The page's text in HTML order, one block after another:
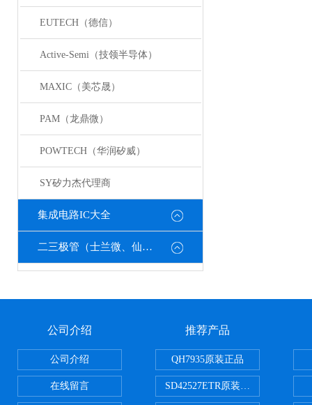
EUTECH（德信）
Active-Semi（技领半导体）
MAXIC（美芯晟）
PAM（龙鼎微）
POWTECH（华润矽威）
SY矽力杰代理商
集成电路IC大全
二三极管（士兰微、仙童、强茂、海矽美、光宝等）
公司介绍
公司介绍
在线留言
推荐产品
QH7935原装正品
SD42527ETR原装正品